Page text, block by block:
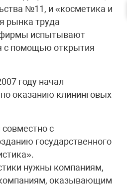
№11, и «косметика и
рынка труда
фирмы испытывают
с помощью открытия
году начал
оказанию клининговых
с
государственного
нужны компаниям,
оказывающим